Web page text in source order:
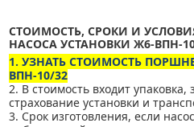
СТОИМОСТЬ, СРОКИ И
НАСОСА УСТАНОВКИ Ж6-ВПН-
1. УЗНАТЬ СТОИМОСТЬ
ВПН-10/32
2. В стоимость входит упаковка,
страхование установки и
3. Срок изготовления, если